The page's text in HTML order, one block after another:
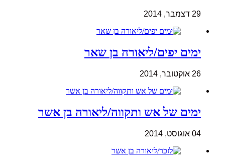
29 דצמבר, 2014
ימים יפים/ליאורה בן שאר
26 אוקטובר, 2014
ימים של אש ותקווה/ליאורה בן אשר
04 אוגוסט, 2014